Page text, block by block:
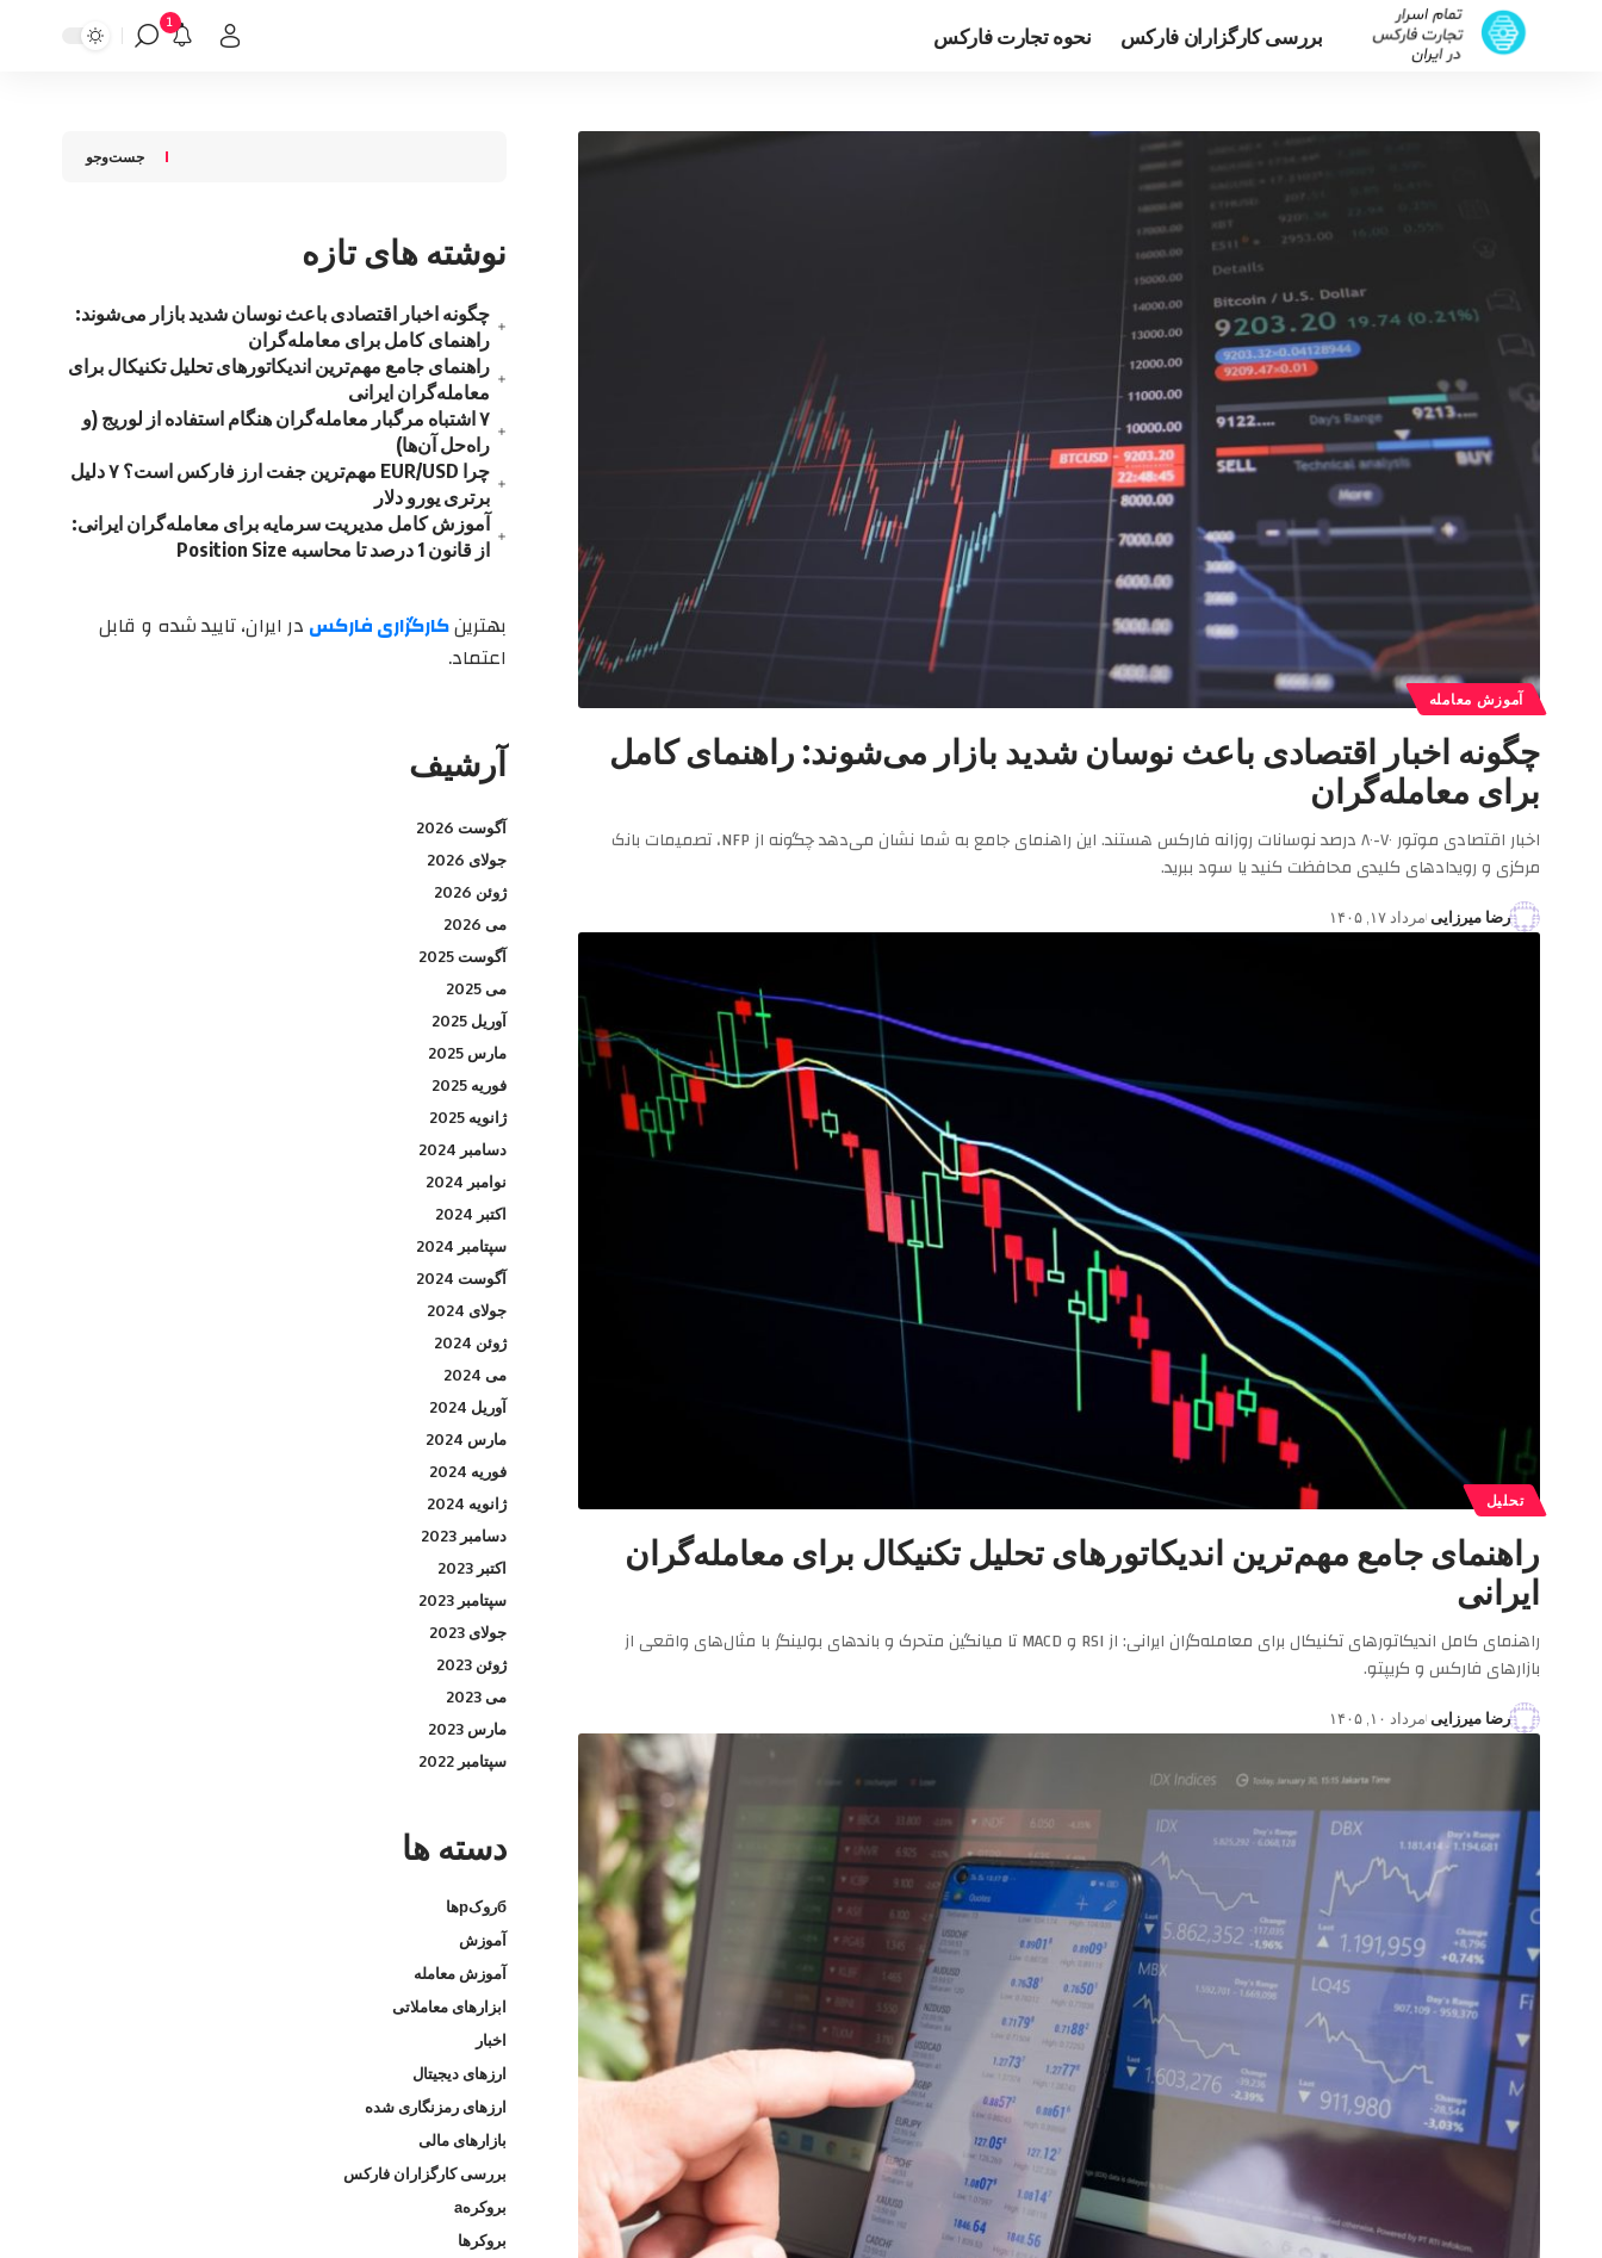
بررسی کارگزاران فارکس نحوه تجارت فارکس 1
آموزش معامله
چگونه اخبار اقتصادی باعث نوسان شدید بازار می‌شوند: راهنمای کامل
برای معامله‌گران
اخبار اقتصادی موتور ۷۰-۸۰ درصد نوسانات روزانه فارکس هستند. این راهنمای جامع به شما نشان می‌دهد چگونه از NFP، تصمیمات بانک
مرکزی و رویدادهای کلیدی محافظت کنید یا سود ببرید.
رضا میرزایی مرداد ۱۷, ۱۴۰۵
تحلیل
راهنمای جامع مهم‌ترین اندیکاتورهای تحلیل تکنیکال برای معامله‌گران
ایرانی
راهنمای کامل اندیکاتورهای تکنیکال برای معامله‌گران ایرانی: از RSI و MACD تا میانگین متحرک و باندهای بولینگر با مثال‌های واقعی از
بازارهای فارکس و کریپتو.
رضا میرزایی مرداد ۱۰, ۱۴۰۵
جست‌وجو
نوشته‌ های تازه
چگونه اخبار اقتصادی باعث نوسان شدید بازار می‌شوند:
راهنمای کامل برای معامله‌گران
راهنمای جامع مهم‌ترین اندیکاتورهای تحلیل تکنیکال برای
معامله‌گران ایرانی
۷ اشتباه مرگبار معامله‌گران هنگام استفاده از لوریج (و
راه‌حل آن‌ها)
چرا EUR/USD مهم‌ترین جفت ارز فارکس است؟ ۷ دلیل
برتری یورو دلار
آموزش کامل مدیریت سرمایه برای معامله‌گران ایرانی:
از قانون 1 درصد تا محاسبه Position Size
بهترینکارگزاری فارکس در ایران، تایید شده و قابل
اعتماد.
آرشیف
آگوست 2026
جولای 2026
ژوئن 2026
می 2026
آگوست 2025
می 2025
آوریل 2025
مارس 2025
فوریه 2025
ژانویه 2025
دسامبر 2024
نوامبر 2024
اکتبر 2024
سپتامبر 2024
آگوست 2024
جولای 2024
ژوئن 2024
می 2024
آوریل 2024
مارس 2024
فوریه 2024
ژانویه 2024
دسامبر 2023
اکتبر 2023
سپتامبر 2023
جولای 2023
ژوئن 2023
می 2023
مارس 2023
سپتامبر 2022
دسته‌ ها
бروکрها
آموزش
آموزش معامله
ابزارهای معاملاتی
اخبار
ارزهای دیجیتال
ارزهای رمزنگاری شده
بازارهای مالی
بررسی کارگزاران فارکس
بروکرهа
بروکرها